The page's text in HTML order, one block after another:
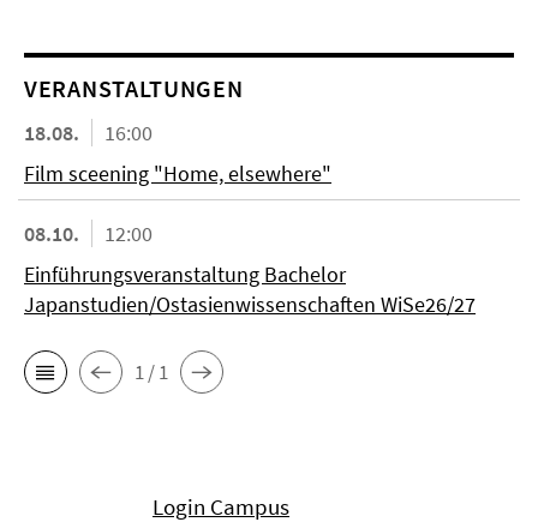
VERANSTALTUNGEN
18.08.
16:00
Film sceening "Home, elsewhere"
08.10.
12:00
Einführungsveranstaltung Bachelor
Japanstudien/Ostasienwissenschaften WiSe26/27
1 / 1
Login Campus